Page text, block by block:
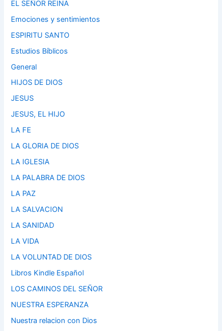
EL SEÑOR REINA
Emociones y sentimientos
ESPIRITU SANTO
Estudios Bíblicos
General
HIJOS DE DIOS
JESUS
JESUS, EL HIJO
LA FE
LA GLORIA DE DIOS
LA IGLESIA
LA PALABRA DE DIOS
LA PAZ
LA SALVACION
LA SANIDAD
LA VIDA
LA VOLUNTAD DE DIOS
Libros Kindle Español
LOS CAMINOS DEL SEÑOR
NUESTRA ESPERANZA
Nuestra relacion con Dios